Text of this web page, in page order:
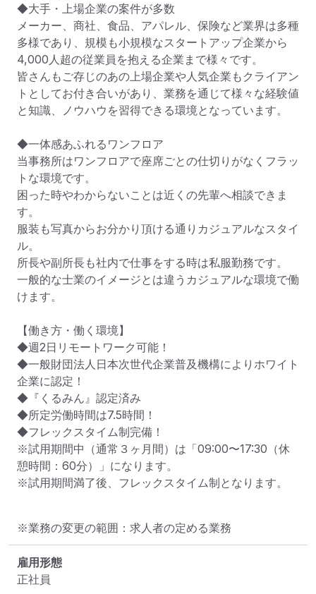
◆大手・上場企業の案件が多数
メーカー、商社、食品、アパレル、保険など業界は多種
多様であり、規模も小規模なスタートアップ企業から
4,000人超の従業員を抱える企業まで様々です。
皆さんもご存じのあの上場企業や人気企業もクライアン
トとしてお付き合いがあり、業務を通じて様々な経験値
と知識、ノウハウを習得できる環境となっています。
◆一体感あふれるワンフロア
当事務所はワンフロアで座席ごとの仕切りがなくフラッ
トな環境です。
困った時やわからないことは近くの先輩へ相談できま
す。
服装も写真からお分かり頂ける通りカジュアルなスタイ
ル。
所長や副所長も社内で仕事をする時は私服勤務です。
一般的な士業のイメージとは違うカジュアルな環境で働
けます。
【働き方・働く環境】
◆週2日リモートワーク可能！
◆一般財団法人日本次世代企業普及機構によりホワイト
企業に認定！
◆『くるみん』認定済み
◆所定労働時間は7.5時間！
◆フレックスタイム制完備！
※試用期間中（通常３ヶ月間）は「09:00〜17:30（休
憩時間：60分）」になります。
※試用期間満了後、フレックスタイム制となります。
※業務の変更の範囲：求人者の定める業務
雇用形態
正社員